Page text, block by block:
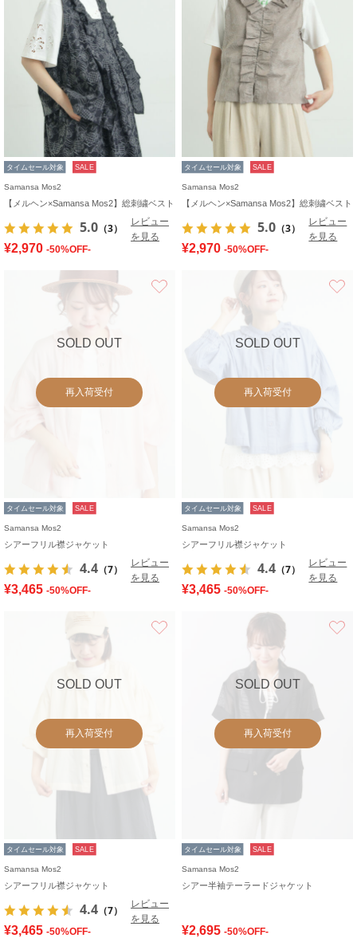
タイムセール対象 SALE
Samansa Mos2
【メルヘン×Samansa Mos2】総刺繍ベスト
5.0 （3）
レビュー
を見る
¥2,970 -50%OFF-
タイムセール対象 SALE
Samansa Mos2
【メルヘン×Samansa Mos2】総刺繍ベスト
5.0 （3）
レビュー
を見る
¥2,970 -50%OFF-
SOLD OUT
再入荷受付
タイムセール対象 SALE
Samansa Mos2
シアーフリル襟ジャケット
4.4 （7）
レビュー
を見る
¥3,465 -50%OFF-
SOLD OUT
再入荷受付
タイムセール対象 SALE
Samansa Mos2
シアーフリル襟ジャケット
4.4 （7）
レビュー
を見る
¥3,465 -50%OFF-
SOLD OUT
再入荷受付
タイムセール対象 SALE
Samansa Mos2
シアーフリル襟ジャケット
4.4 （7）
レビュー
を見る
¥3,465 -50%OFF-
SOLD OUT
再入荷受付
タイムセール対象 SALE
Samansa Mos2
シアー半袖テーラードジャケット
¥2,695 -50%OFF-